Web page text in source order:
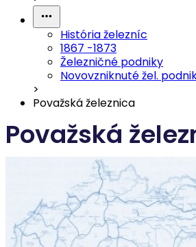
História železníc
1867 -1873
Železničné podniky
Novovzniknuté žel.
>
Považská železnica
Považská